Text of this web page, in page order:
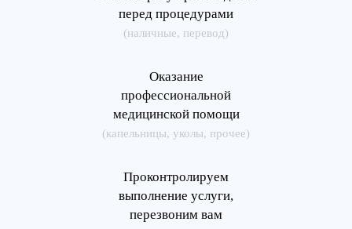
перед процедурами
(наличные, перевод)
Оказание
профессиональной
медицинской помощи
(капельницы, уколы, прочее)
Проконтролируем
выполнение услуги,
перезвоним вам